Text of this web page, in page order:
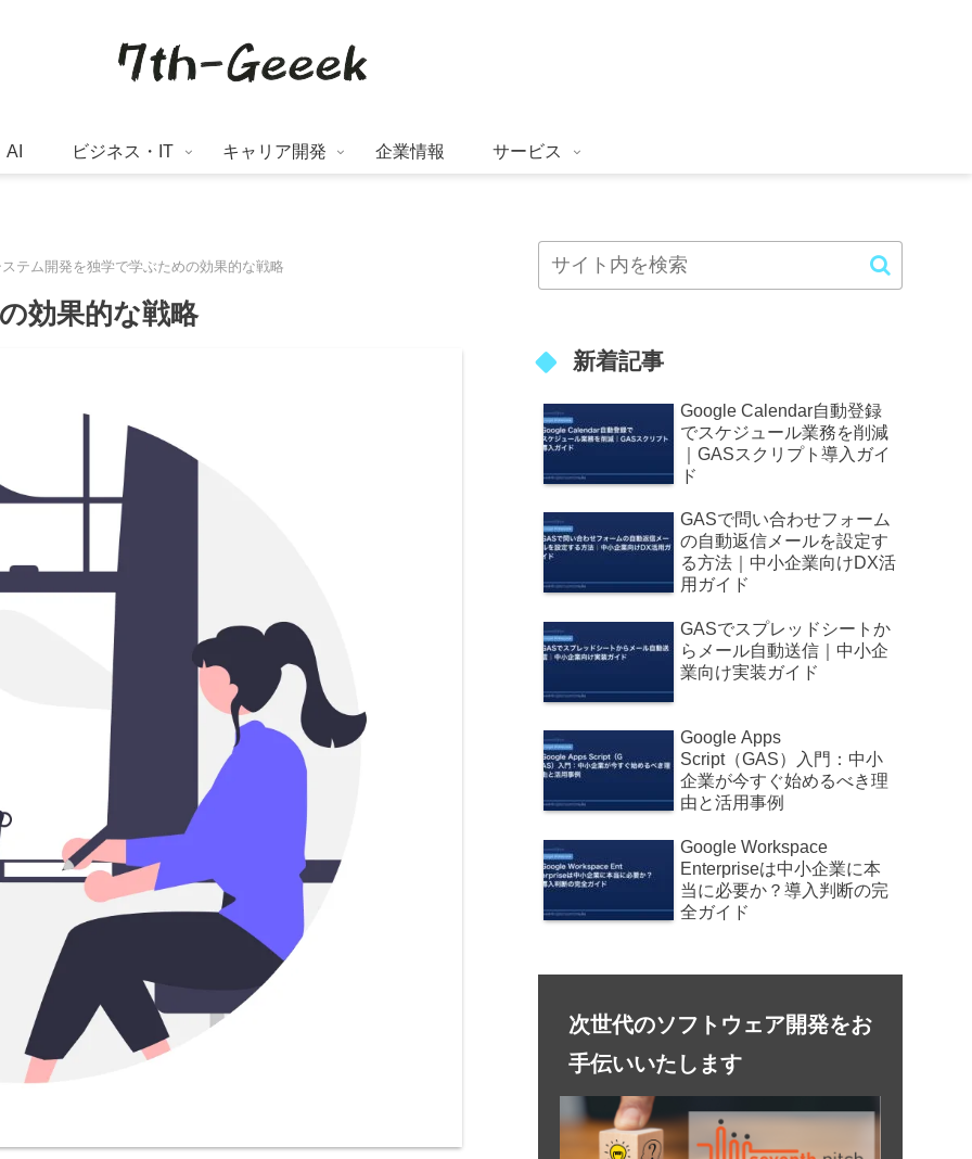
AI ビジネス・IT キャリア開発 企業情報 サービス
テム開発を独学で学ぶための効果的な戦略
効果的な戦略
新着記事
Google Calendar自動登録
でスケジュール業務を削減
｜GASスクリプト導入ガイ
ド
GASで問い合わせフォーム
の自動返信メールを設定す
る方法｜中小企業向けDX活
用ガイド
GASでスプレッドシートか
らメール自動送信｜中小企
業向け実装ガイド
Google Apps
Script（GAS）入門：中小
企業が今すぐ始めるべき理
由と活用事例
Google Workspace
Enterpriseは中小企業に本
当に必要か？導入判断の完
全ガイド
次世代のソフトウェア開発をお
手伝いいたします